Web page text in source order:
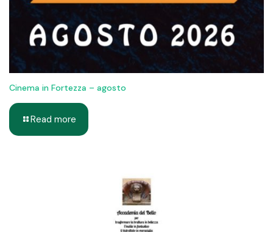
Cinema in Fortezza – agosto
Read more